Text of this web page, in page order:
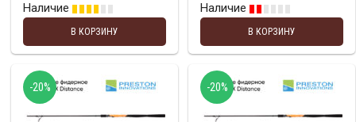
Наличие
В КОРЗИНУ
Наличие
В КОРЗИНУ
-20% -20%